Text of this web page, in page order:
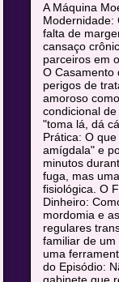
A Máquina
Modernidade:
falta de
cansaço
parceiros em
O Casamento
perigos de
amoroso
condicional
"toma lá, dá
Prática: O
amígdala" e
minutos
fuga, mas
fisiológica. O
Dinheiro:
mordomia e
regulares
familiar de
uma
do Episódio: